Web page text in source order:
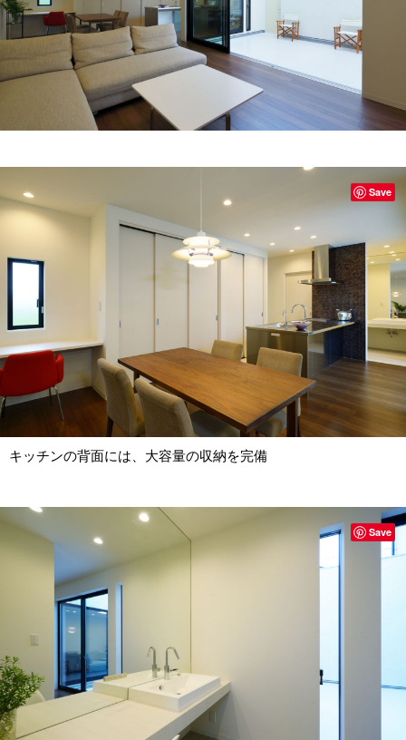
キッチンの背面には、大容量の収納を完備
Save
Save